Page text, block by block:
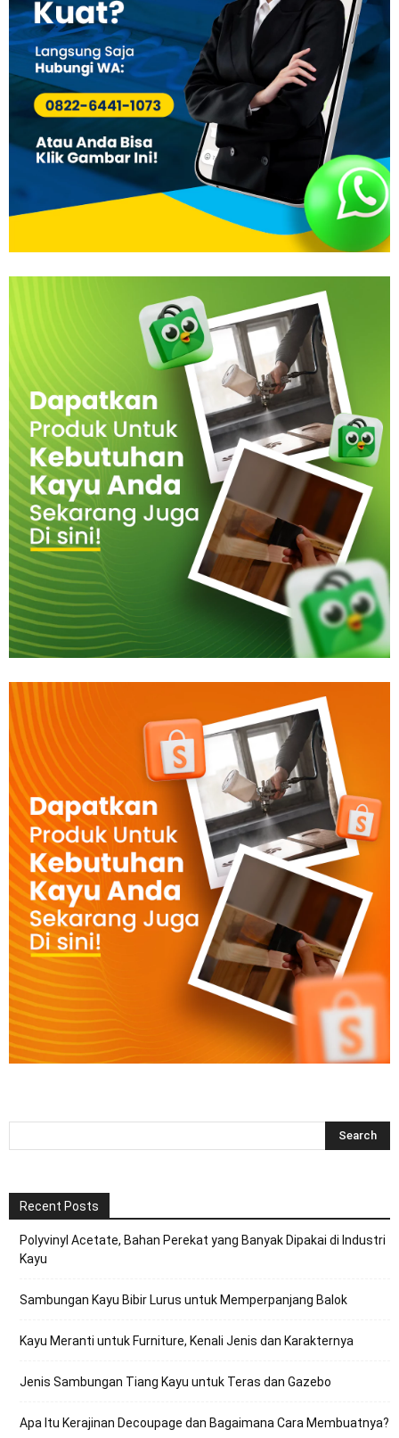
Recent Posts
Polyvinyl Acetate, Bahan Perekat yang Banyak Dipakai di Industri
Kayu
Sambungan Kayu Bibir Lurus untuk Memperpanjang Balok
Kayu Meranti untuk Furniture, Kenali Jenis dan Karakternya
Jenis Sambungan Tiang Kayu untuk Teras dan Gazebo
Apa Itu Kerajinan Decoupage dan Bagaimana Cara Membuatnya?